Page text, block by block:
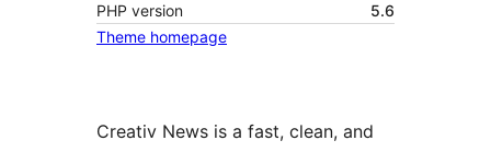
PHP version
5.6
Theme homepage
Creativ News is a fast, clean, and